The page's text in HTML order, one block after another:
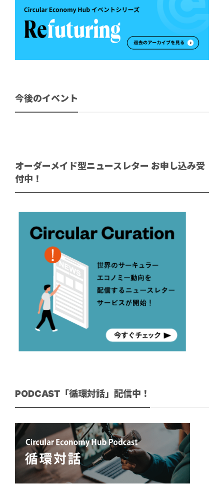
今後のイベント
オーダーメイド型ニュースレター お申し込み受
付中！
PODCAST「循環対話」配信中！